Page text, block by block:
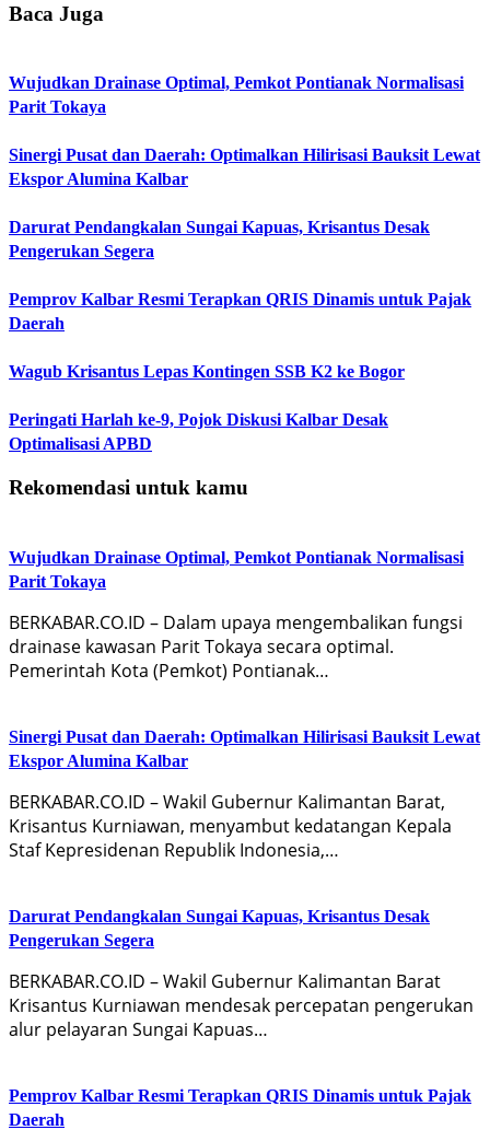
Baca Juga
Wujudkan Drainase Optimal, Pemkot Pontianak Normalisasi
Parit Tokaya
Sinergi Pusat dan Daerah: Optimalkan Hilirisasi Bauksit Lewat
Ekspor Alumina Kalbar
Darurat Pendangkalan Sungai Kapuas, Krisantus Desak
Pengerukan Segera
Pemprov Kalbar Resmi Terapkan QRIS Dinamis untuk Pajak
Daerah
Wagub Krisantus Lepas Kontingen SSB K2 ke Bogor
Peringati Harlah ke-9, Pojok Diskusi Kalbar Desak
Optimalisasi APBD
Rekomendasi untuk kamu
Wujudkan Drainase Optimal, Pemkot Pontianak Normalisasi
Parit Tokaya
BERKABAR.CO.ID – Dalam upaya mengembalikan fungsi
drainase kawasan Parit Tokaya secara optimal.
Pemerintah Kota (Pemkot) Pontianak…
Sinergi Pusat dan Daerah: Optimalkan Hilirisasi Bauksit Lewat
Ekspor Alumina Kalbar
BERKABAR.CO.ID – Wakil Gubernur Kalimantan Barat,
Krisantus Kurniawan, menyambut kedatangan Kepala
Staf Kepresidenan Republik Indonesia,…
Darurat Pendangkalan Sungai Kapuas, Krisantus Desak
Pengerukan Segera
BERKABAR.CO.ID – Wakil Gubernur Kalimantan Barat
Krisantus Kurniawan mendesak percepatan pengerukan
alur pelayaran Sungai Kapuas…
Pemprov Kalbar Resmi Terapkan QRIS Dinamis untuk Pajak
Daerah